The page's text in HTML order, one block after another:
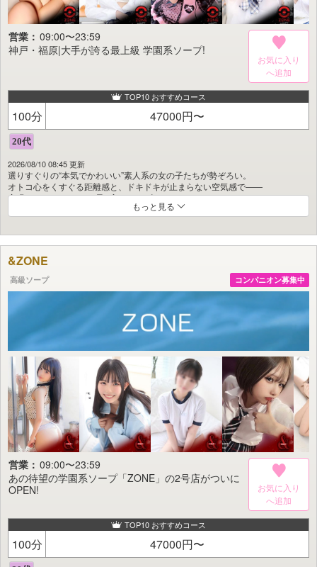
営業： 09:00〜23:59
神戸・福原|大手が誇る最上級 学園系ソープ!
お気に入り
TOP10 おすすめコース
100分 47000円〜
2026/08/10 08:45 更新
選りすぐりの“本気でかわいい”素人系の女の子たちが勢ぞろい。
オトコ心をくすぐる距離感と、ドキドキが止まらない空気感で――
実現するのは、まさに“最&高”のひと時!!!
学生時代、誰もが一度は妄想したことがあるはず。
『放課後、誰もいない空間で2人きり…』
『思わず目が奪われるブルマ姿に…』
『真面目そうなのに、ふとした瞬間に色気が漏れるあの子と…』
『スクール水着で際立つ曲線美に、思考が停止して…』
そして大人になった今でも――
『通勤中、電車で目を引く“あの子”みたいな存在と…』
『思わず視線を奪われる、挑発的なミニスカコーデのあの子と…』
やってみたくても、現実じゃなかなか叶えられない…。
そんな“背徳感”と“興奮”が詰まった妄想シチュエーションを、
当店なら合法的に、思いっきり楽しめます。
オリジナル衣装をまとった可愛い女の子たちに囲まれた瞬間、
理性なんて保てるはずもなく――
心も身体もとろけるまで、存分に酔いしれてください。
選べる衣装は、
制服/体操服/ブルマ/スクール水着 の全4種。
制服のままイチャイチャしたり…
ブルマやスク水の“絶妙なライン”に煽られたり…
恋人気分で甘く過ごすもよし、
責めて責められて妄想全開で楽しむもよし――
ムスコの限界、MAXまで。
もっと見る
&ZONE
高級ソープ コンパニオン募集中
営業： 09:00〜23:59
あの待望の学園系ソープ「ZONE」の2号店がついに
OPEN!
お気に入り
TOP10 おすすめコース
100分 47000円〜